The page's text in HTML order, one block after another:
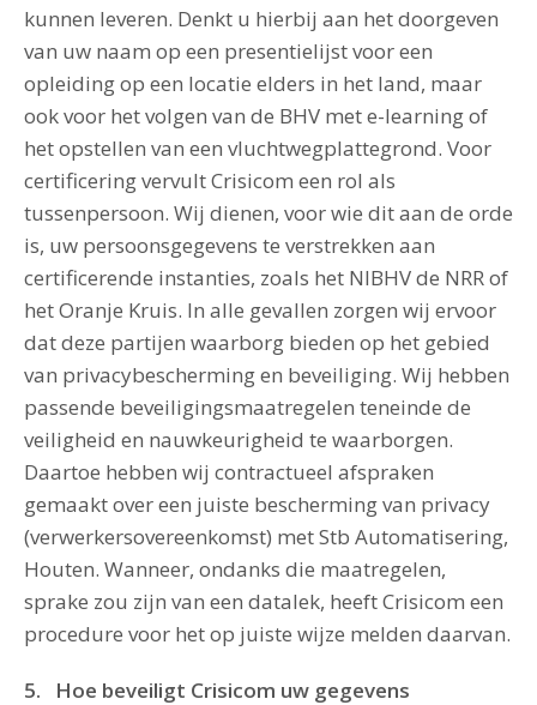
kunnen leveren. Denkt u hierbij aan het doorgeven
van uw naam op een presentielijst voor een
opleiding op een locatie elders in het land, maar
ook voor het volgen van de BHV met e-learning of
het opstellen van een vluchtwegplattegrond. Voor
certificering vervult Crisicom een rol als
tussenpersoon. Wij dienen, voor wie dit aan de orde
is, uw persoonsgegevens te verstrekken aan
certificerende instanties, zoals het NIBHV de NRR of
het Oranje Kruis. In alle gevallen zorgen wij ervoor
dat deze partijen waarborg bieden op het gebied
van privacybescherming en beveiliging. Wij hebben
passende beveiligingsmaatregelen teneinde de
veiligheid en nauwkeurigheid te waarborgen.
Daartoe hebben wij contractueel afspraken
gemaakt over een juiste bescherming van privacy
(verwerkersovereenkomst) met Stb Automatisering,
Houten. Wanneer, ondanks die maatregelen,
sprake zou zijn van een datalek, heeft Crisicom een
procedure voor het op juiste wijze melden daarvan.
5. Hoe beveiligt Crisicom uw gegevens